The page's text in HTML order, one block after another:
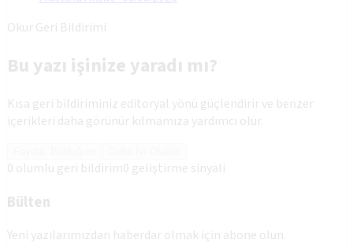
Okur Geri Bildirimi
Bu yazı işinize yaradı mı?
Kısa geri bildiriminiz editoryal yönü güçlendirir ve benzer
içerikleri daha görünür kılmamıza yardımcı olur.
0 olumlu geri bildirim0 geliştirme sinyali
Bülten
Yeni yazılarımızdan haberdar olmak için abone olun.